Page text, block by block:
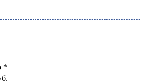
*